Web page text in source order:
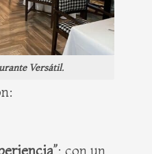
Versátil.
: con un